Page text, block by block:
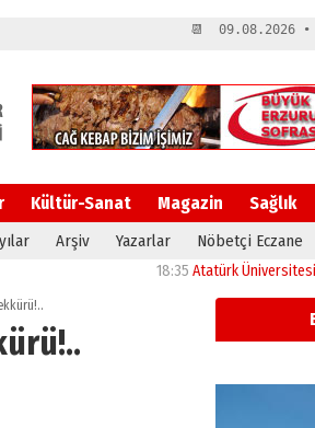
📆 09.08.2026 •
Kültür-Sanat Magazin Sağlık
Arşiv Yazarlar Nöbetçi Eczane
Atatürk Üniversitesi’nin